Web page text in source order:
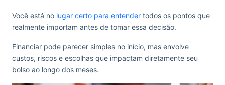
Você está no lugar certo para entender todos os pontos que
realmente importam antes de tomar essa decisão.
Financiar pode parecer simples no início, mas envolve
custos, riscos e escolhas que impactam diretamente seu
bolso ao longo dos meses.